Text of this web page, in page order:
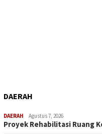
DAERAH
DAERAH Agustus 7, 2026
Proyek Rehabilitasi Ruang